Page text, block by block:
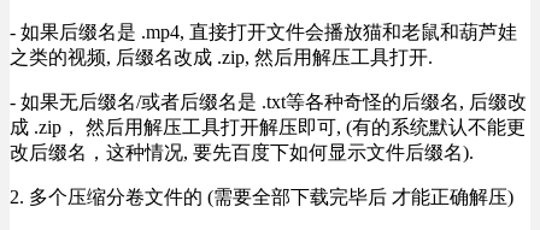
- 如果后缀名是 .mp4, 直接打开文件会播放猫和老鼠和葫芦娃
之类的视频, 后缀名改成 .zip, 然后用解压工具打开.
- 如果无后缀名/或者后缀名是 .txt等各种奇怪的后缀名, 后缀改
成 .zip， 然后用解压工具打开解压即可, (有的系统默认不能更
改后缀名，这种情况, 要先百度下如何显示文件后缀名).
2. 多个压缩分卷文件的 (需要全部下载完毕后 才能正确解压)